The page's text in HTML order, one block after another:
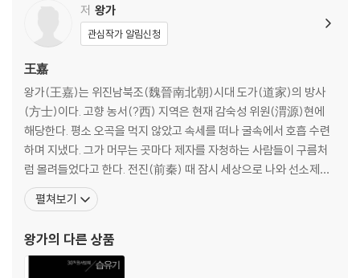
10. 춘추전국의 진(晉)
11. 춘추전국의 연(燕)
12. 진(秦)
5권
13. 전한(前漢)
6권
14. 후한(後漢)
저 왕가
관심작가 알림신청
王嘉
왕가(王嘉)는 위진남북조(魏晉南北朝)시대 도가(道家)의 방사
(方士)이다. 고향 농서(?西) 지역은 현재 감숙성 위원(渭源)현에
해당한다. 평소 오곡을 먹지 않았고 속세를 떠나 굴속에서 호흡 수련
하며 지냈다. 그가 머무는 곳마다 제자를 자청하는 사람들이 구름처
럼 몰려들었다고 한다. 전진(前秦) 때 잠시 세상으로 나와 선소제
(宣昭帝) 부견(?堅, 357∼385)을 보좌했는데 부견이 그를 상당히
존경했던 것으로 알려진다. 후진(後秦)의 무소제(武昭帝) 요장
다. 장례식 때 왕가의 관에는 시체 대신 대지팡이만 들어 있었으
펼쳐보기
왕가의 다른 상품